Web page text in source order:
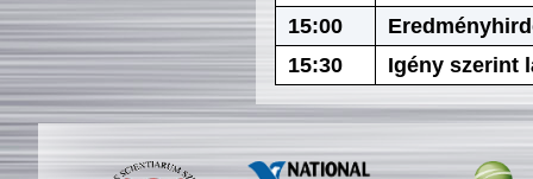
15:00
15:30
Igény szerint